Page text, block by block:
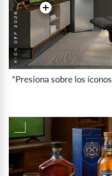
*Presiona sobre los íconos